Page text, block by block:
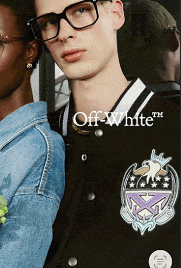
25 allievi marescialli
di Sassari, Olbia,
Torres e Ozieri
Instagram
X YouTube